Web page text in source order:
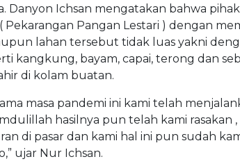
Danyon Ichsan mengatakan bahwa
Pekarangan Pangan Lestari ) dengan
lahan tersebut tidak luas yakni
kangkung, bayam, capai, terong dan
di kolam buatan.
masa pandemi ini kami telah
hasilnya pun telah kami
di pasar dan kami hal ini pun sudah
ujar Nur Ichsan.